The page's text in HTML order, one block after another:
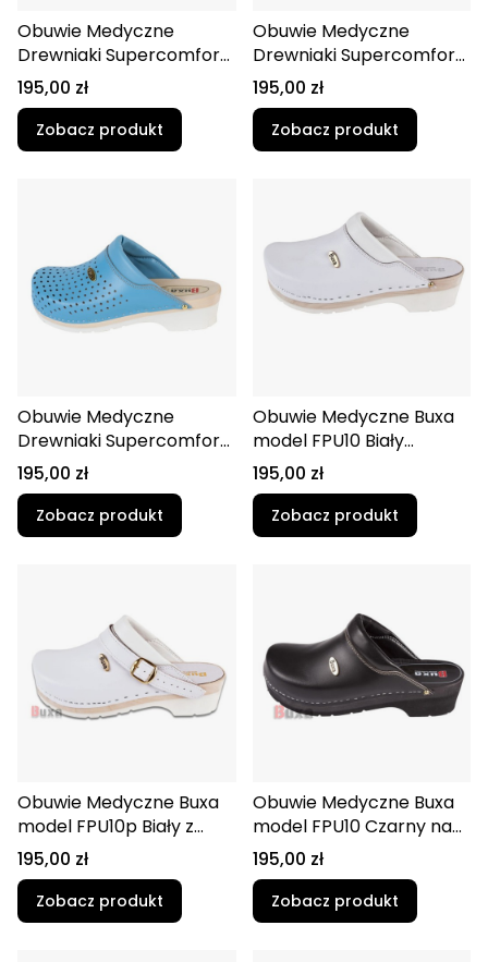
Obuwie Medyczne
Drewniaki Supercomfort
FPU11 Beżowy
Cena
195,00 zł
Zobacz produkt
Obuwie Medyczne
Drewniaki Supercomfort
FPU11 czerwony_cz.guma
Cena
195,00 zł
Zobacz produkt
Obuwie Medyczne
Drewniaki Supercomfort
FPU11 jasno niebieski
Cena
195,00 zł
Zobacz produkt
Obuwie Medyczne Buxa
model FPU10 Biały
Supercomfort
Cena
195,00 zł
Zobacz produkt
Obuwie Medyczne Buxa
model FPU10p Biały z
paskiem na pięte
Supercomfort
Cena
195,00 zł
Zobacz produkt
Obuwie Medyczne Buxa
model FPU10 Czarny na
czarnym spodzie
Cena
195,00 zł
Zobacz produkt